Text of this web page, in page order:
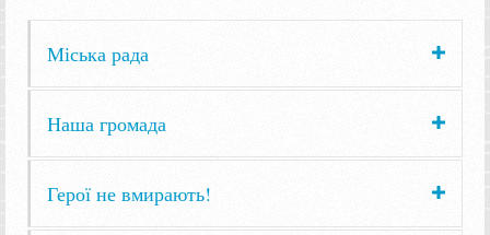
Міська рада
Наша громада
Герої не вмирають!